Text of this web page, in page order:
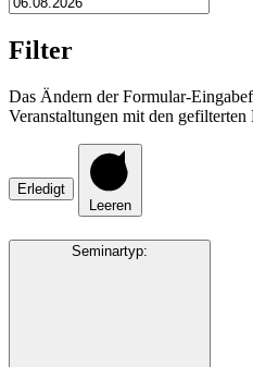
Filter
Das Ändern der Formular-
Veranstaltungen mit den gefilterten
Erledigt
Leeren
Seminartyp: